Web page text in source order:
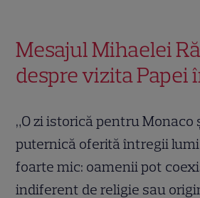
Mesajul Mihaelei
despre vizita Papei
„O zi istorică pentru Monaco
puternică oferită întregii
foarte mic: oamenii pot
indiferent de religie sau